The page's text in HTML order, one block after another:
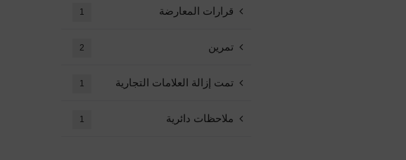
قرارات المعارضة 1
تمرين 2
تمت إزالة العلامات التجارية 1
ملاحظات دائرية 1